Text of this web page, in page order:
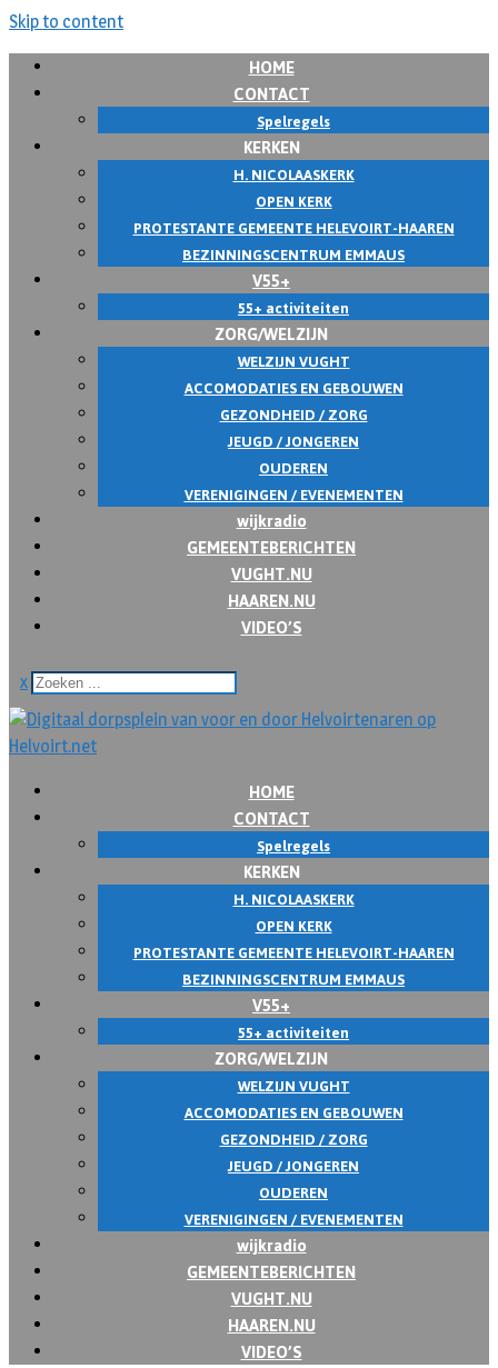
Skip to content
HOME
CONTACT
Spelregels
KERKEN
H. NICOLAASKERK
OPEN KERK
PROTESTANTE GEMEENTE HELEVOIRT-HAAREN
BEZINNINGSCENTRUM EMMAUS
V55+
55+ activiteiten
ZORG/WELZIJN
WELZIJN VUGHT
ACCOMODATIES EN GEBOUWEN
GEZONDHEID / ZORG
JEUGD / JONGEREN
OUDEREN
VERENIGINGEN / EVENEMENTEN
wijkradio
GEMEENTEBERICHTEN
VUGHT.NU
HAAREN.NU
VIDEO’S
x
HOME
CONTACT
Spelregels
KERKEN
H. NICOLAASKERK
OPEN KERK
PROTESTANTE GEMEENTE HELEVOIRT-HAAREN
BEZINNINGSCENTRUM EMMAUS
V55+
55+ activiteiten
ZORG/WELZIJN
WELZIJN VUGHT
ACCOMODATIES EN GEBOUWEN
GEZONDHEID / ZORG
JEUGD / JONGEREN
OUDEREN
VERENIGINGEN / EVENEMENTEN
wijkradio
GEMEENTEBERICHTEN
VUGHT.NU
HAAREN.NU
VIDEO’S